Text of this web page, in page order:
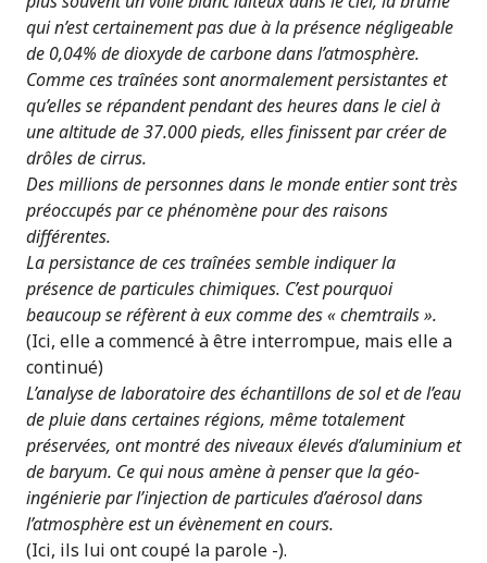
qui n’est certainement pas due à la présence négligeable
de 0,04% de dioxyde de carbone dans l’atmosphère.
Comme ces traînées sont anormalement persistantes et
qu’elles se répandent pendant des heures dans le ciel à
une altitude de 37.000 pieds, elles finissent par créer de
drôles de cirrus.
Des millions de personnes dans le monde entier sont très
préoccupés par ce phénomène pour des raisons
différentes.
La persistance de ces traînées semble indiquer la
présence de particules chimiques. C’est pourquoi
beaucoup se réfèrent à eux comme des « chemtrails ».
(Ici, elle a commencé à être interrompue, mais elle a
continué)
L’analyse de laboratoire des échantillons de sol et de l’eau
de pluie dans certaines régions, même totalement
préservées, ont montré des niveaux élevés d’aluminium et
de baryum. Ce qui nous amène à penser que la géo-
ingénierie par l’injection de particules d’aérosol dans
l’atmosphère est un évènement en cours.
(Ici, ils lui ont coupé la parole -).